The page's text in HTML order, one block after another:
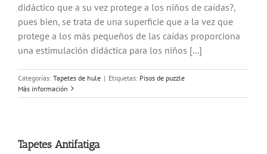
didáctico que a su vez protege a los niños de caídas?,
pues bien, se trata de una superficie que a la vez que
protege a los más pequeños de las caídas proporciona
una estimulación didáctica para los niños [...]
Categorías: Tapetes de hule | Etiquetas: Pisos de puzzle
Más información
Tapetes Antifatiga